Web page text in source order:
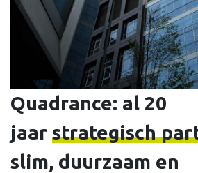
Quadrance: al 20
jaar strategisch
slim, duurzaam en